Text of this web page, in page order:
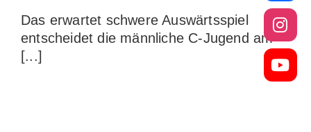
Das erwartet schwere Auswärtsspiel
entscheidet die männliche C-Jugend am
[...]